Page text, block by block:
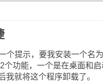
提示，要我安装一个名为
个功能，一个是在桌面和
我就将这个程序卸载了。